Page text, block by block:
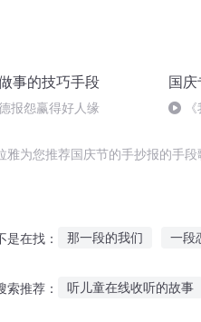
事的技巧手段
报怨赢得好人缘
国
雅为您推荐国庆节的手抄报的手
是在找： 那一段的我们 一段
索推荐： 听儿童在线收听的故事